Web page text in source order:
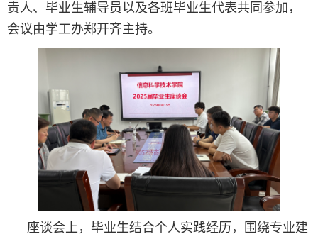
责人、毕业生辅导员以及各班毕业生代表共同参加，
会议由学工办郑开齐主持。
座谈会上，毕业生结合个人实践经历，围绕专业建